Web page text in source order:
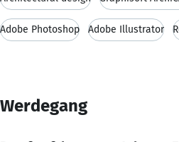
Adobe Photoshop Adobe Illustrator
Werdegang